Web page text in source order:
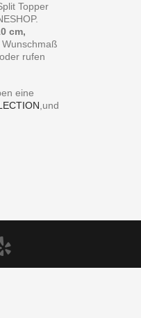
Topper
cm,
rufen
eine
,und